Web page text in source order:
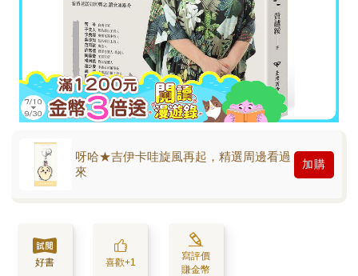
呀哈★吉伊卡哇旋風再起，精選周邊看過
來
加購
好書 喜歡+1
寫評價
賺金幣